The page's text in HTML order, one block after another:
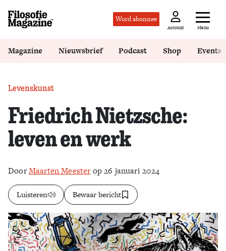
Word abonnee
Account Menu
Zoek
Magazine Nieuwsbrief Podcast Shop Events
Levenskunst
Friedrich Nietzsche:
leven en werk
DoorMaarten Meester op 26 januari 2024
Luisteren Bewaar bericht